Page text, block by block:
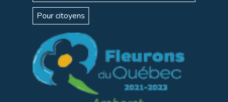
Pour citoyens